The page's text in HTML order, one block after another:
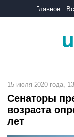
Главное
15 июля 2020 года,
Сенаторы
возраста
лет